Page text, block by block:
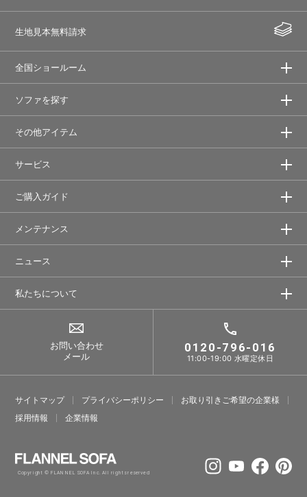
生地見本無料請求
全国ショールーム
ソファを探す
その他アイテム
サービス
ご購入ガイド
メンテナンス
ニュース
私たちについて
お問い合わせ
メール
0120-796-016
11:00-19:00 水曜定休日
サイトマップ プライバシーポリシー
お取り引きご希望の企業様
採⽤情報
企業情報
Copyright © FLANNEL SOFA Inc. All rights reserved